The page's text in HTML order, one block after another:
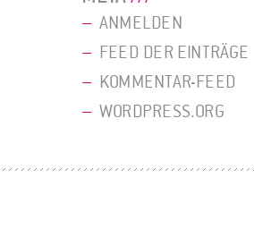
ANMELDEN
FEED DER EINTRÄGE
KOMMENTAR-FEED
WORDPRESS.ORG